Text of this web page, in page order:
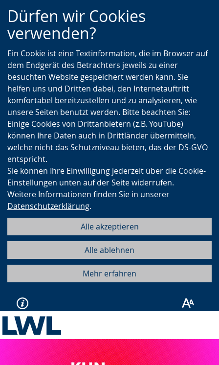
Zur
Hauptnavigation
Zur
Seitennavigation
Zum
Inhalt
Dürfen wir Cookies
verwenden?
Ein Cookie ist eine Textinformation, die im Browser auf
dem Endgerät des Betrachters jeweils zu einer
besuchten Website gespeichert werden kann. Sie
helfen uns und Dritten dabei, den Internetauftritt
komfortabel bereitzustellen und zu analysieren, wie
unsere Seiten benutzt werden. Bitte beachten Sie:
Einige Cookies von Drittanbietern (z.B. YouTube)
können Ihre Daten auch in Drittländer übermitteln,
welche nicht das Schutzniveau bieten, das der DS-GVO
entspricht.
Sie können Ihre Einwilligung jederzeit über die Cookie-
Einstellungen unten auf der Seite widerrufen.
Weitere Informationen finden Sie in unserer
Datenschutzerklärung.
Alle akzeptieren
Alle ablehnen
Mehr erfahren